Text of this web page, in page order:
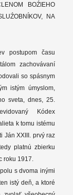
BOŹIEHO
NA
postupom času
zachovávaní
so spásnym
istým úmyslom,
sveta, dnes, 25.
Kódex
k tomu istému
Ján XXIII. prvý raz
platnú zbierku
roku 1917.
s dvoma inými
istý deň, a ktoré